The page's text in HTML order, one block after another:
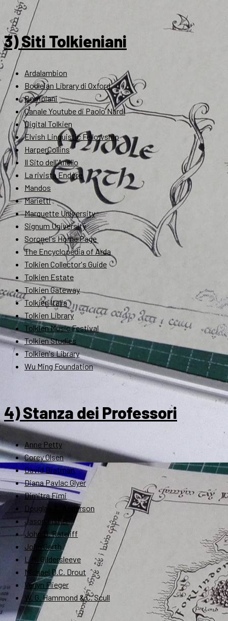
3) Siti Tolkieniani
Ardalambion
Bodleian Library di Oxford
Bompiani
Canale Youtube di Paolo Nardi
Digital Tolkien
Elvish Linguistic Fellowship
HarperCollins
Il Sito dell'Anello
La rivista Endóre
Mandos
Marietti
Marquette University
Signum University
Soronel's Home Page
The Encyclopedia of Arda
Tolkien Collector's Guide
Tolkien Estate
Tolkien Gateway
Tolkien Italia
Tolkien Library
Tolkien Music Festival
Tolkien Studies
Tolkien's Library
Wu Ming Foundation
4) Stanza dei Professori
Anne Petty
Corey Olsen
David Bratman
Diana Pavlac Glyer
Dimitra Fimi
Douglas A. Anderson
Jason Fisher
John D. Rateliff
John Garth
L.M. Gildersleeve
Michael D.C. Drout
Verlyn Flieger
W. G. Hammond & C. Scull